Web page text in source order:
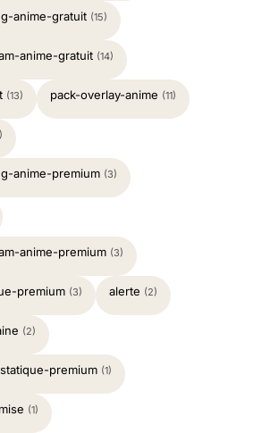
anime-gratuit (15)
anime-gratuit (14)
(13) pack-overlay-anime (11)
anime-premium (3)
anime-premium (3)
premium (3) alerte (2)
(2)
premium (1)
(1)